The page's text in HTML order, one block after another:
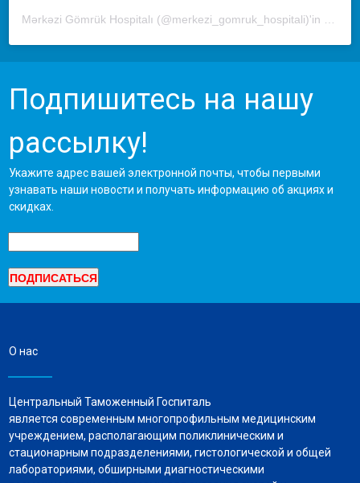
Подпишитесь на нашу
рассылку!
Укажите адрес вашей электронной почты, чтобы первыми
узнавать наши новости и получать информацию об акциях и
скидках.
О нас
Центральный Таможенный Госпиталь
является современным многопрофильным медицинским
учреждением, располагающим поликлиническим и
стационарным подразделениями, гистологической и общей
лабораториями, обширными диагностическими